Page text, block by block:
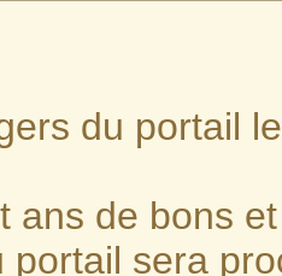
du portail
ans de bons
portail sera